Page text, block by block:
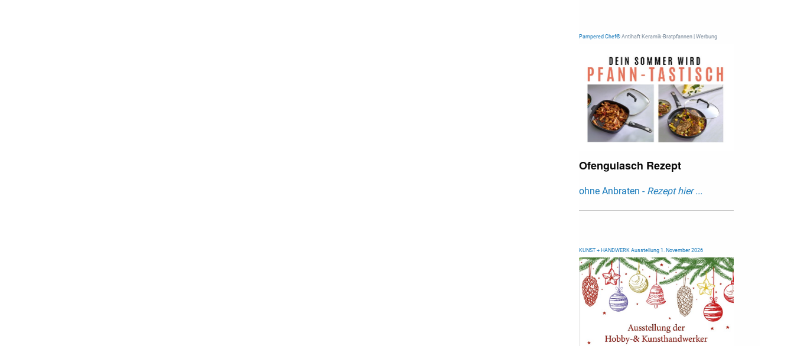
Pampered Chef®Antihaft Keramik-Bratpfannen | Werbung
Ofengulasch Rezept
ohne Anbraten - Rezept hier ...
KUNST + HANDWERK Ausstellung 1. November 2026